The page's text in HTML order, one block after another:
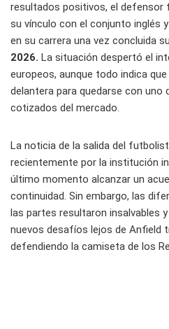
resultados positivos, el defensor
su vínculo con el conjunto inglés
en su carrera una vez concluida
2026. La situación despertó el
europeos, aunque todo indica que
delantera para quedarse con uno
cotizados del mercado.
La noticia de la salida del
recientemente por la institución
último momento alcanzar un
continuidad. Sin embargo, las
las partes resultaron insalvables
nuevos desafíos lejos de Anfield
defendiendo la camiseta de los